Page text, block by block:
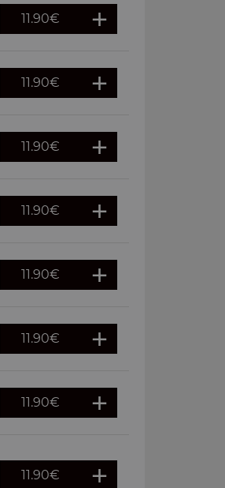
11.90€
11.90€
11.90€
11.90€
11.90€
11.90€
11.90€
11.90€